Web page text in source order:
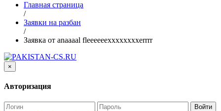
Главная страница
/
Заявки на разбан
/
Заявка от anaaaal fleeeeeexxxxxxxxerrrr
×
Авторизация
Войти